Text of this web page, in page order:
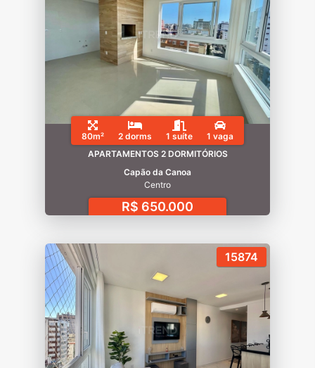
80m² 2 dorms 1 suíte
1 vaga
APARTAMENTOS 2 DORMITÓRIOS
Capão da Canoa
Centro
R$ 650.000
15874